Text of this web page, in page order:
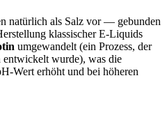
natürlich als Salz vor — gebunden
klassischer E-Liquids
umgewandelt (ein Prozess, der
wurde), was die
Wert erhöht und bei höheren